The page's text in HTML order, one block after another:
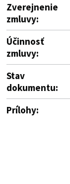
Zverejnenie
zmluvy:
Účinnosť
zmluvy:
Stav
dokumentu:
Prílohy: